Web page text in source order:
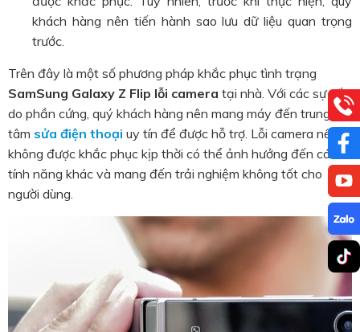
khách hàng nên tiến hành sao lưu dữ liệu quan trọng
trước.
Trên đây là một số phương pháp khắc phục tình trạng
SamSung Galaxy Z Flip lỗi camera tại nhà. Với các sự cố
do phần cứng, quý khách hàng nên mang máy đến trung
tâm sửa điện thoại uy tín để được hỗ trợ. Lỗi camera nếu
không được khắc phục kịp thời có thể ảnh hưởng đến các
tính năng khác và mang đến trải nghiệm không tốt cho
người dùng.